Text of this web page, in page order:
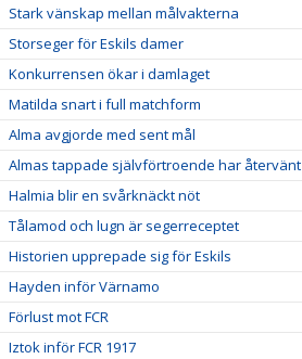
Stark vänskap mellan målvakterna
Storseger för Eskils damer
Konkurrensen ökar i damlaget
Matilda snart i full matchform
Alma avgjorde med sent mål
Almas tappade självförtroende har återvänt
Halmia blir en svårknäckt nöt
Tålamod och lugn är segerreceptet
Historien upprepade sig för Eskils
Hayden inför Värnamo
Förlust mot FCR
Iztok inför FCR 1917